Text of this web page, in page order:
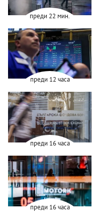
преди 22 мин.
преди 12 часа
преди 16 часа
преди 16 часа